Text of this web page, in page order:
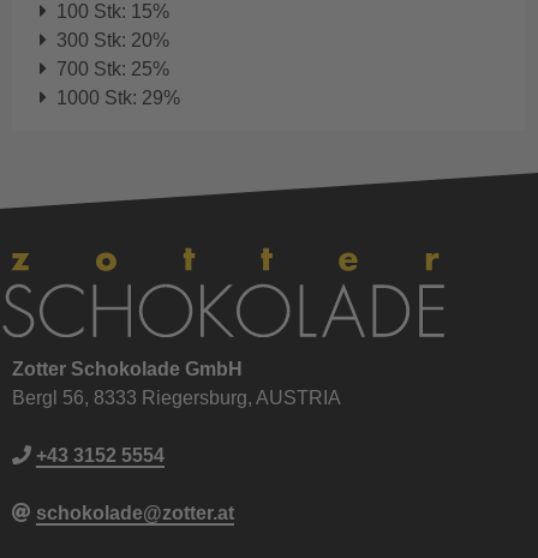
100 Stk: 15%
300 Stk: 20%
700 Stk: 25%
1000 Stk: 29%
Zotter Schokolade GmbH
Bergl 56, 8333 Riegersburg, AUSTRIA
+43 3152 5554
schokolade@zotter.at